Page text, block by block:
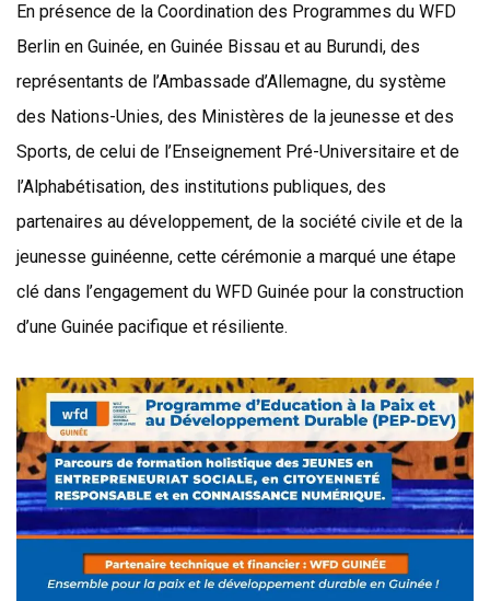
En présence de la Coordination des Programmes du WFD
Berlin en Guinée, en Guinée Bissau et au Burundi, des
représentants de l’Ambassade d’Allemagne, du système
des Nations-Unies, des Ministères de la jeunesse et des
Sports, de celui de l’Enseignement Pré-Universitaire et de
l’Alphabétisation, des institutions publiques, des
partenaires au développement, de la société civile et de la
jeunesse guinéenne, cette cérémonie a marqué une étape
clé dans l’engagement du WFD Guinée pour la construction
d’une Guinée pacifique et résiliente.